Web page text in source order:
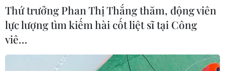
Tập đoàn SoftBank hối thúc WeWork tạm
hoãn kế hoạch IPO
10/09/2019 14:37
Thứ trưởng Phan Thị Thắng thăm, động viên
lực lượng tìm kiếm hài cốt liệt sĩ tại Công
viê…